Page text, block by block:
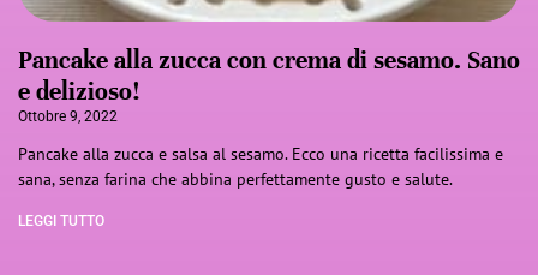
Pancake alla zucca con crema di sesamo. Sano
e delizioso!
Ottobre 9, 2022
Pancake alla zucca e salsa al sesamo. Ecco una ricetta facilissima e
sana, senza farina che abbina perfettamente gusto e salute.
LEGGI TUTTO